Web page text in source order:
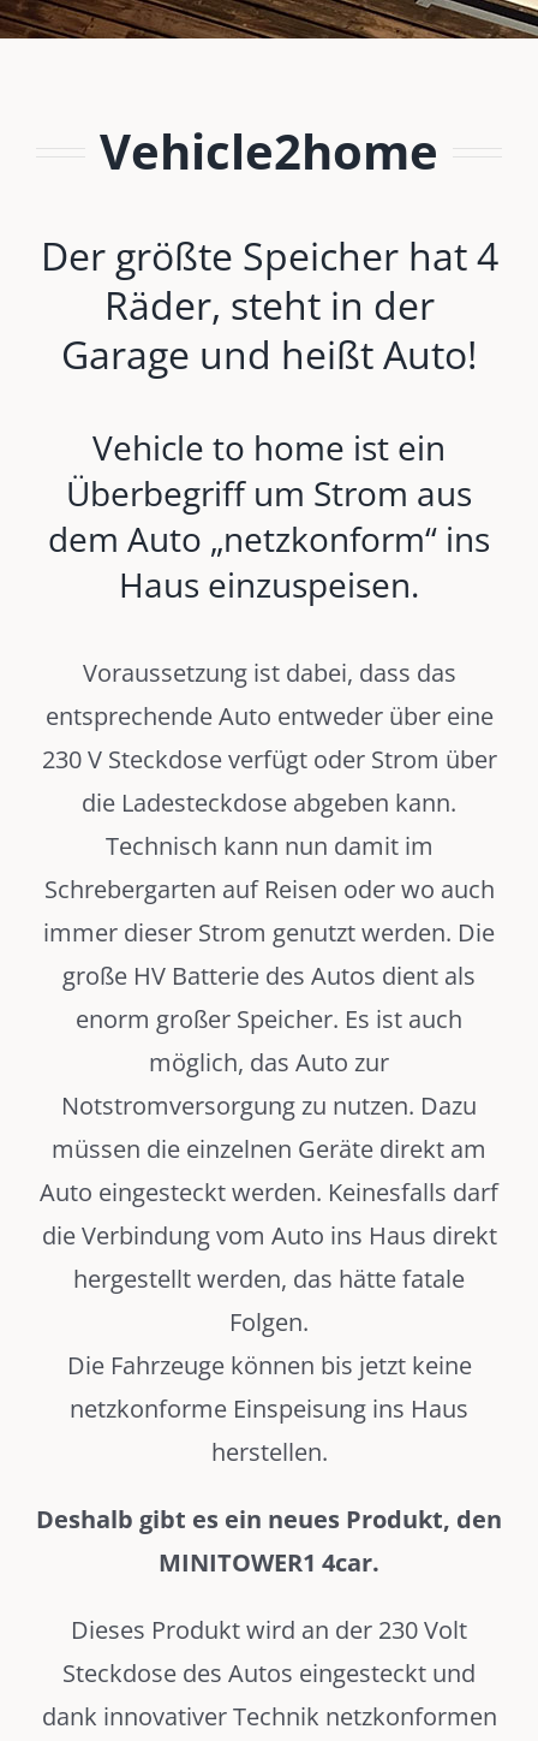
Vehicle2home
Der größte Speicher hat 4
Räder, steht in der
Garage und heißt Auto!
Vehicle to home ist ein
Überbegriff um Strom aus
dem Auto „netzkonform“ ins
Haus einzuspeisen.
Voraussetzung ist dabei, dass das
entsprechende Auto entweder über eine
230 V Steckdose verfügt oder Strom über
die Ladesteckdose abgeben kann.
Technisch kann nun damit im
Schrebergarten auf Reisen oder wo auch
immer dieser Strom genutzt werden. Die
große HV Batterie des Autos dient als
enorm großer Speicher. Es ist auch
möglich, das Auto zur
Notstromversorgung zu nutzen. Dazu
müssen die einzelnen Geräte direkt am
Auto eingesteckt werden. Keinesfalls darf
die Verbindung vom Auto ins Haus direkt
hergestellt werden, das hätte fatale
Folgen.
Die Fahrzeuge können bis jetzt keine
netzkonforme Einspeisung ins Haus
herstellen.
Deshalb gibt es ein neues Produkt, den
MINITOWER1 4car.
Dieses Produkt wird an der 230 Volt
Steckdose des Autos eingesteckt und
dank innovativer Technik netzkonformen